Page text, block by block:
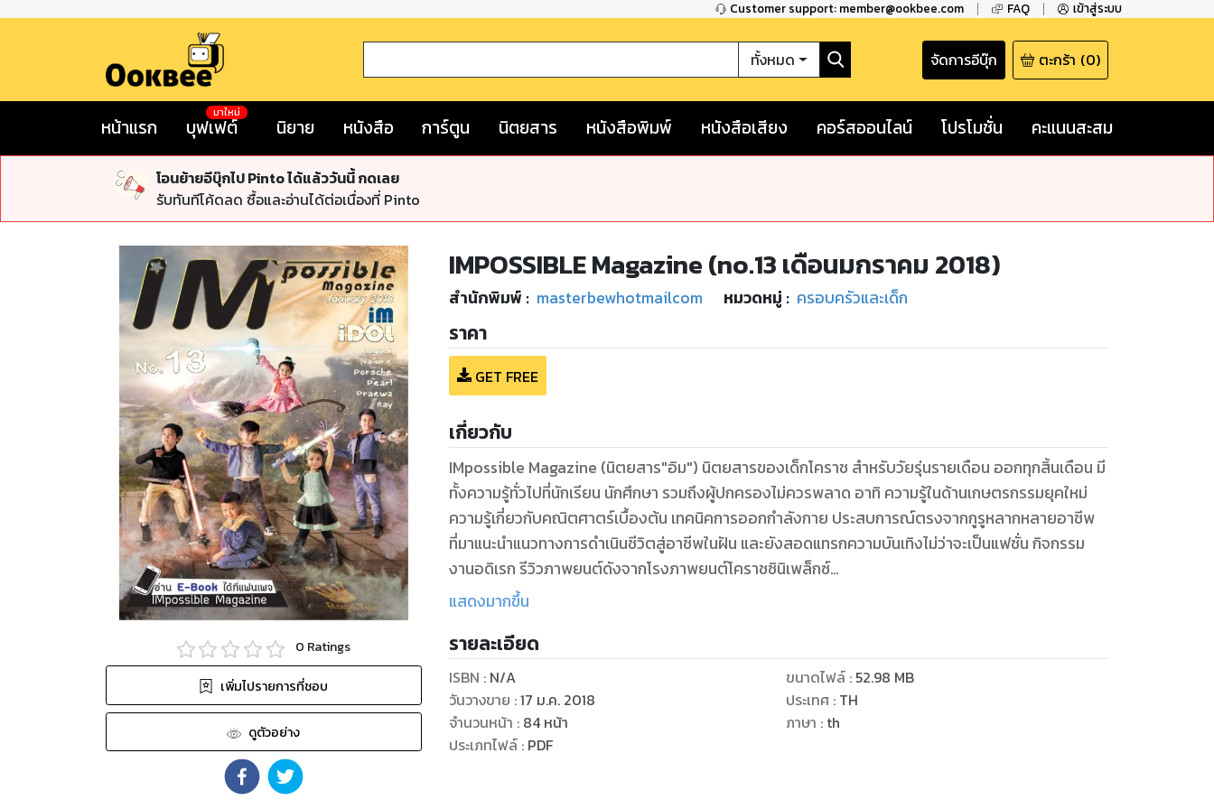
Customer support: member@ookbee.com FAQ เข้าสู่ระบบ
ทั้งหมด จัดการอีบุ๊ก ตะกร้า (0)
หน้าแรก บุฟเฟต์
มาใหม่
นิยาย หนังสือ การ์ตูน นิตยสาร หนังสือพิมพ์ หนังสือเสียง คอร์สออนไลน์ โปรโมชั่น คะแนนสะสม
โอนย้ายอีบุ๊กไป Pinto ได้แล้ววันนี้ กดเลย
รับทันทีโค้ดลด ซื้อและอ่านได้ต่อเนื่องที่ Pinto
0 Ratings
เพิ่มไปรายการที่ชอบ
ดูตัวอย่าง
IMPOSSIBLE Magazine (no.13 เดือนมกราคม 2018)
สำนักพิมพ์ : masterbewhotmailcom หมวดหมู่ : ครอบครัวและเด็ก
ราคา
GET FREE
เกี่ยวกับ
IMpossible Magazine (นิตยสาร"อิม") นิตยสารของเด็กโคราช สำหรับวัยรุ่นรายเดือน ออกทุกสิ้นเดือน มี
ทั้งความรู้ทั่วไปที่นักเรียน นักศึกษา รวมถึงผู้ปกครองไม่ควรพลาด อาทิ ความรู้ในด้านเกษตรกรรมยุคใหม่
ความรู้เกี่ยวกับคณิตศาตร์เบื้องต้น เทคนิคการออกกำลังกาย ประสบการณ์ตรงจากกูรูหลากหลายอาชีพ
ที่มาแนะนำแนวทางการดำเนินชีวิตสู่อาชีพในฝัน และยังสอดแทรกความบันเทิงไม่ว่าจะเป็นแฟชั่น กิจกรรม
งานอดิเรก รีวิวภาพยนต์ดังจากโรงภาพยนต์โคราชซินิเพล็กซ์
อีกทั้งยังมีคอลัมน์หลักคือ lM IDOL หรือ "เด็กอิม" ที่เป็นเด็กเก่ง มากด้วยความสามารถ มาเล่าประสบการณ์
แสดงมากขึ้น
รายละเอียด
ISBN : N/A
วันวางขาย :17 ม.ค. 2018
จำนวนหน้า : 84 หน้า
ประเภทไฟล์: PDF
ขนาดไฟล์: 52.98 MB
ประเทศ : TH
ภาษา : th